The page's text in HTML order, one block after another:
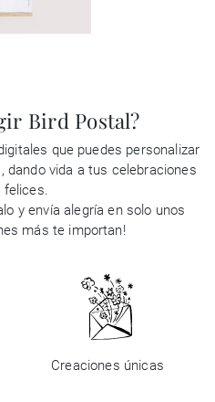
Bird Postal?
que puedes personalizar
dando vida a tus celebraciones
felices.
y envía alegría en solo unos
más te importan!
Creaciones únicas